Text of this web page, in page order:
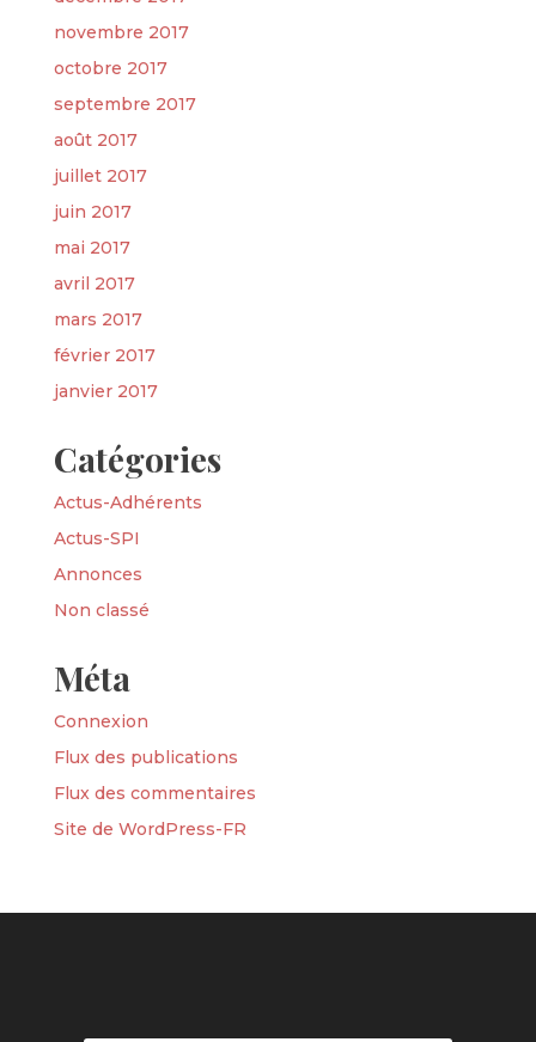
novembre 2017
octobre 2017
septembre 2017
août 2017
juillet 2017
juin 2017
mai 2017
avril 2017
mars 2017
février 2017
janvier 2017
Catégories
Actus-Adhérents
Actus-SPI
Annonces
Non classé
Méta
Connexion
Flux des publications
Flux des commentaires
Site de WordPress-FR